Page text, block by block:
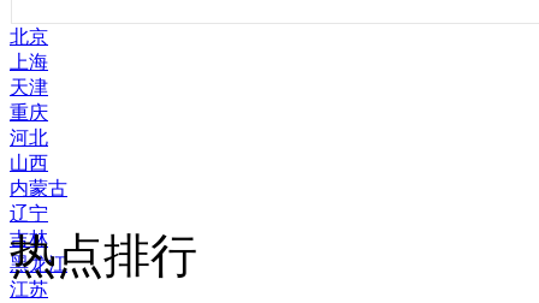
北京
上海
天津
重庆
河北
山西
内蒙古
辽宁
吉林
黑龙江
江苏
热点排行